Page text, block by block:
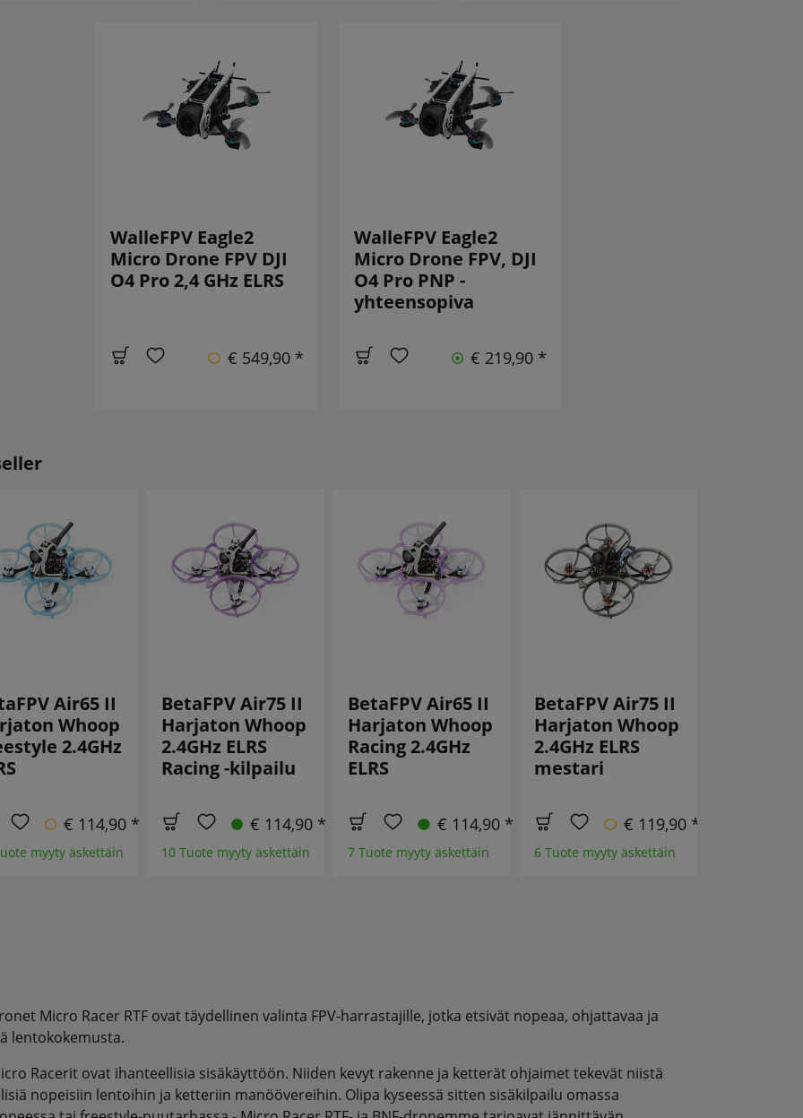
WalleFPV Eagle2
Micro Drone FPV DJI
O4 Pro 2,4 GHz ELRS
€ 549,90 *
WalleFPV Eagle2
Micro Drone FPV, DJI
O4 Pro PNP -
yhteensopiva
€ 219,90 *
Air65 II
Whoop
2.4GHz
€ 114,90 *
myyty äskettäin
BetaFPV Air75 II
Harjaton Whoop
2.4GHz ELRS
Racing -kilpailu
€ 114,90 *
10 Tuote myyty äskettäin
BetaFPV Air65 II
Harjaton Whoop
Racing 2.4GHz
ELRS
€ 114,90 *
7 Tuote myyty äskettäin
BetaFPV Air75 II
Harjaton Whoop
2.4GHz ELRS
mestari
€ 119,90 *
6 Tuote myyty äskettäin
Micro Racer RTF ovat täydellinen valinta FPV-harrastajille, jotka etsivät nopeaa, ohjattavaa ja
lentokokemusta.
Racerit ovat ihanteellisia sisäkäyttöön. Niiden kevyt rakenne ja ketterät ohjaimet tekevät niistä
nopeisiin lentoihin ja ketteriin manöövereihin. Olipa kyseessä sitten sisäkilpailu omassa